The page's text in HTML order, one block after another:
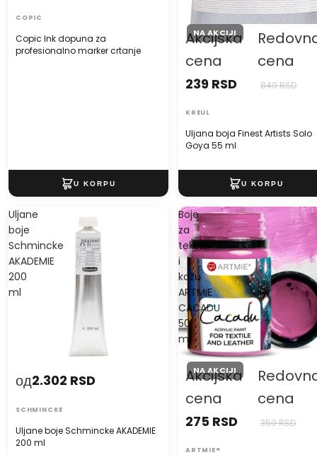
Copic Ink dopuna za
profesionalno marker crtanje
COPIC
NA AKCIJI
Uljana boja Finest Artists Solo
Goya 55 ml
Akcijska
cena
239 RSD
cena
849 RSD
KREUL
Uljane
boje
Schmincke
AKADEMIE
200
ml
Uljane boje Schmincke AKADEMIE
200 ml
од2.302 RSD
SCHMINCKE
Boje
za
tekstil
i
kožu
ARTMIE
CACADU
50
ml
NA AKCIJI
Akcijska
cena
275 RSD
cena
359 RSD
ARTMIE®